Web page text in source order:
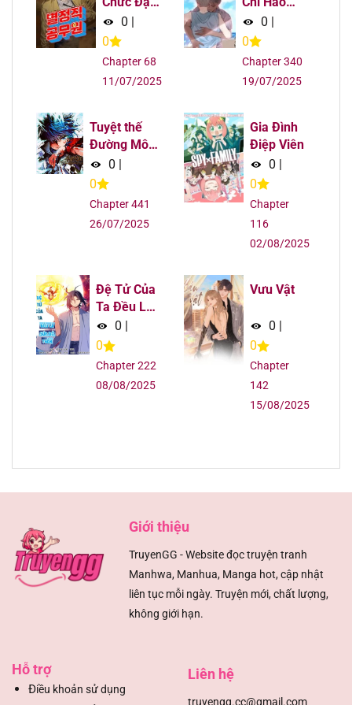
Dị 0 |
0
Chapter 68
11/07/2025
Dựng Nhân
Sinh
0 |
0
Chapter 340
19/07/2025
Tuyệt thế
Đường Môn
- Đấu La Đại
Lục 2
0 |
0
Chapter 441
26/07/2025
Gia Đình
Điệp Viên
0 |
0
Chapter
116
02/08/2025
Đệ Tử Của
Ta Đều Là
Súp Bờ
Thần
0
0
Chapter 222
08/08/2025
Vưu Vật
0
0
Chapter
142
15/08/2025
Giới thiệu
TruyenGG - Website đọc truyện tranh
Manhwa, Manhua, Manga hot, cập nhật
liên tục mỗi ngày. Truyện mới, chất lượng,
không giới hạn.
Hỗ trợ
Điều khoản sử dụng
Liên hệ